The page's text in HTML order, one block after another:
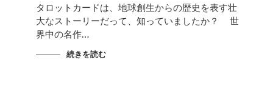
タロットカードは、地球創生からの歴史を表す壮
大なストーリーだって、知っていましたか？ 世
界中の名作…
続きを読む